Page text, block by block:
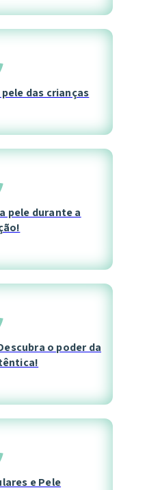
das crianças
pele durante a
o poder da
e Pele